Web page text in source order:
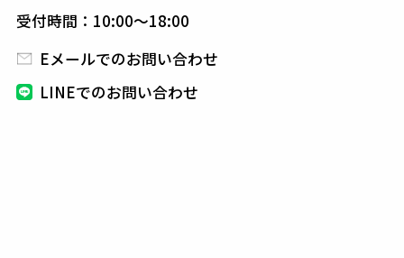
をもたらします。
素材
pvc
受付時間：10:00～18:00
Eメールでのお問い合わせ
LINEでのお問い合わせ